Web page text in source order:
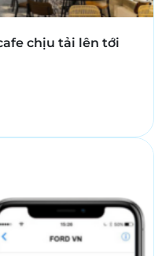
chịu tải lên tới